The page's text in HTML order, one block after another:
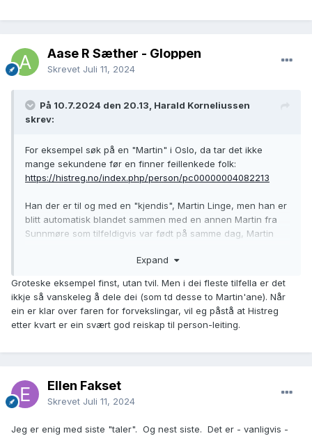
Aase R Sæther - Gloppen
Skrevet Juli 11, 2024
På 10.7.2024 den 20.13, Harald Korneliussen
skrev:
For eksempel søk på en "Martin" i Oslo, da tar det ikke
mange sekundene før en finner feillenkede folk:
https://histreg.no/index.php/person/pc00000004082213
Han der er til og med en "kjendis", Martin Linge, men han er
blitt automatisk blandet sammen med en annen Martin fra
Sunnmøre som tilfeldigvis var født på samme dag, Martin
Expand
Groteske eksempel finst, utan tvil. Men i dei fleste tilfella er det
ikkje så vanskeleg å dele dei (som td desse to Martin'ane). Når
ein er klar over faren for forvekslingar, vil eg påstå at Histreg
etter kvart er ein svært god reiskap til person-leiting.
Ellen Fakset
Skrevet Juli 11, 2024
Jeg er enig med siste "taler". Og nest siste. Det er - vanligvis -